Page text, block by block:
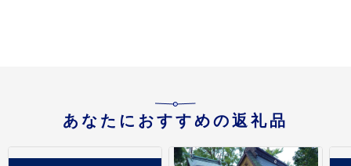
あなたにおすすめの返礼品